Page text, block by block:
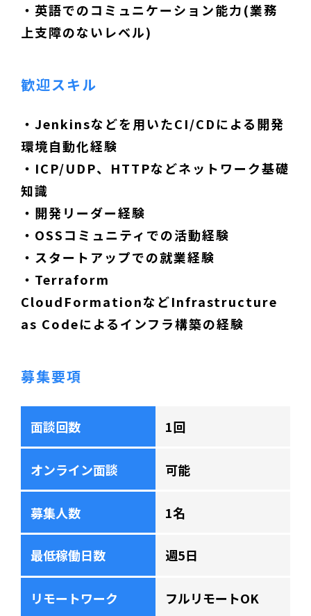
・英語でのコミュニケーション能力(業務
上支障のないレベル)
歓迎スキル
・Jenkinsなどを用いたCI/CDによる開発
環境自動化経験
・ICP/UDP、HTTPなどネットワーク基礎
知識
・開発リーダー経験
・OSSコミュニティでの活動経験
・スタートアップでの就業経験
・Terraform
CloudFormationなどInfrastructure
as Codeによるインフラ構築の経験
募集要項
面談回数 1回
オンライン面談 可能
募集人数 1名
最低稼働日数 週5日
リモートワーク フルリモートOK